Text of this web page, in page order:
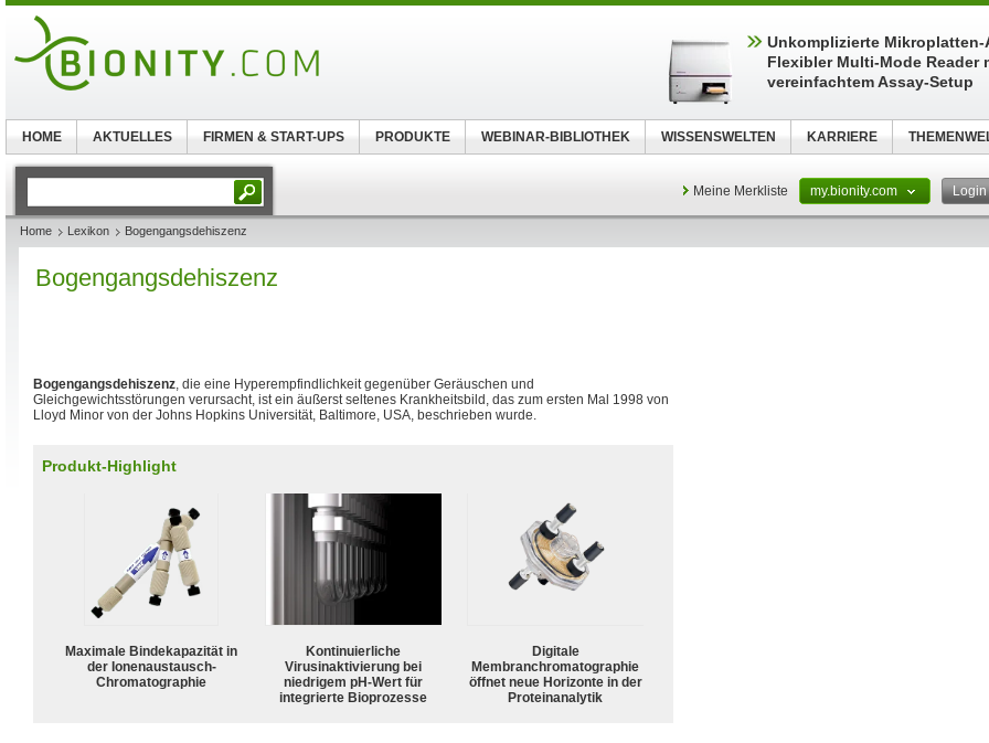
Meine Merkliste my.bionity.com Login
Home Lexikon Bogengangsdehiszenz
Bogengangsdehiszenz
Bogengangsdehiszenz, die eine Hyperempfindlichkeit gegenüber Geräuschen und
Gleichgewichtsstörungen verursacht, ist ein äußerst seltenes Krankheitsbild, das zum ersten Mal 1998 von
Lloyd Minor von der Johns Hopkins Universität, Baltimore, USA, beschrieben wurde.
Produkt-Highlight
Maximale Bindekapazität in
der Ionenaustausch-
Chromatographie
Kontinuierliche
Virusinaktivierung bei
niedrigem pH-Wert für
integrierte Bioprozesse
Digitale
Membranchromatographie
öffnet neue Horizonte in der
Proteinanalytik
Unkomplizierte
Flexibler Multi-Mode Reader
vereinfachtem Assay-Setup
HOME AKTUELLES FIRMEN & START-UPS PRODUKTE WEBINAR-BIBLIOTHEK WISSENSWELTEN KARRIERE